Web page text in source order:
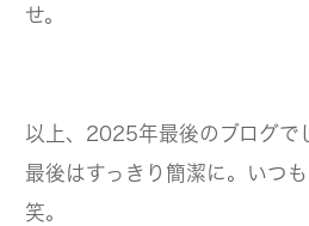
せ。
以上、2025年最後のブログで
最後はすっきり簡潔に。いつ
笑。